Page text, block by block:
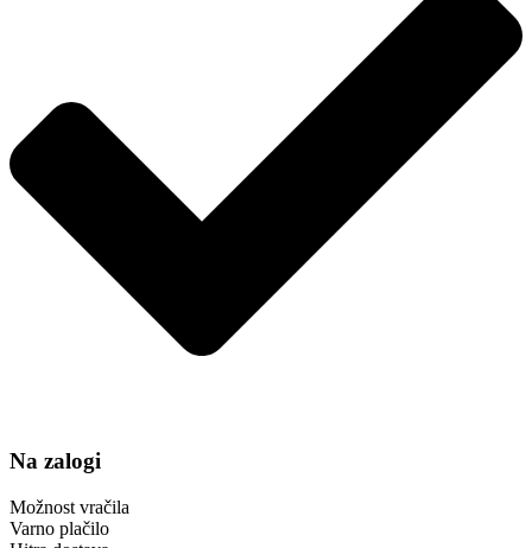
Na zalogi
Možnost vračila
Varno plačilo